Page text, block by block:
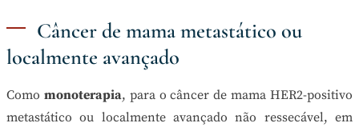
Câncer de mama metastático ou
localmente avançado
Como monoterapia, para o câncer de mama HER2-positivo
metastático ou localmente avançado não ressecável, em